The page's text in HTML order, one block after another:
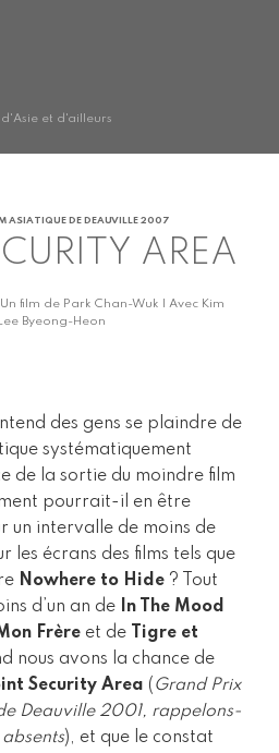
et d'ailleurs
ASIATIQUE DE DEAUVILLE 2007
AREA
film de Park Chan-Wuk | Avec Kim
Byeong-Heon
des gens se plaindre de
systématiquement
de la sortie du moindre film
pourrait-il en être
un intervalle de moins de
les écrans des films tels que
Nowhere to Hide ? Tout
d’un an de
In The Mood
Frère et de
Tigre et
nous avons la chance de
Security Area ( Grand Prix
Deauville 2001, rappelons-
), et que le constat